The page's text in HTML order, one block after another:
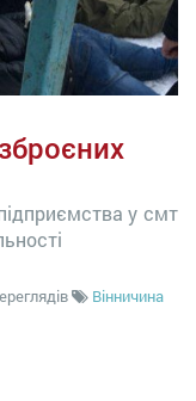
у смт
Вінничина